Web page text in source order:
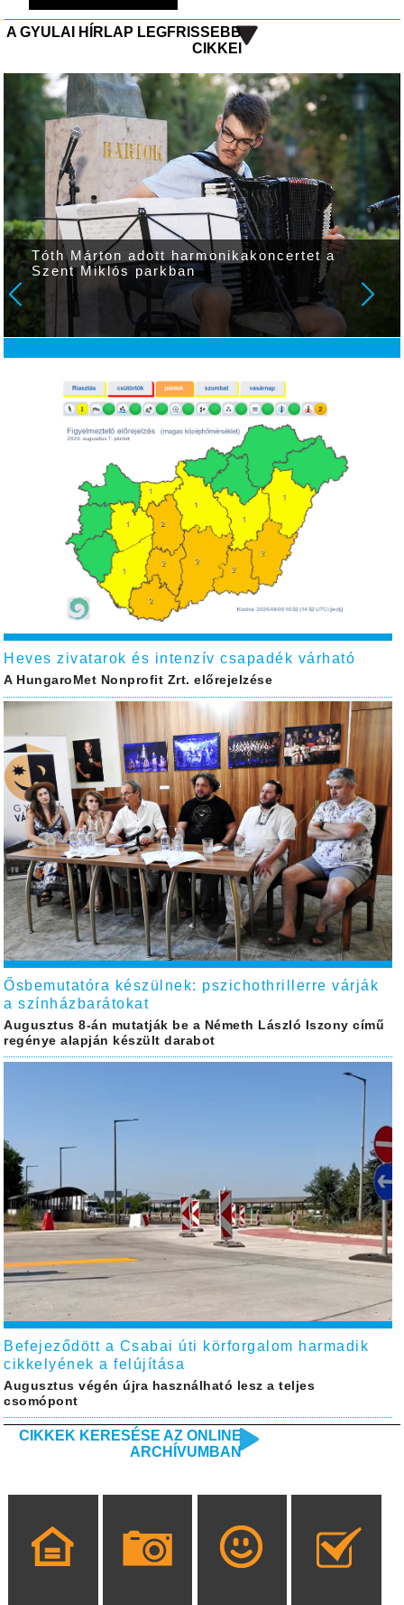
A GYULAI HÍRLAP LEGFRISSEBB
CIKKEI
Tóth Márton adott harmonikakoncertet a
Szent Miklós parkban
Heves zivatarok és intenzív csapadék várható
A HungaroMet Nonprofit Zrt. előrejelzése
Ősbemutatóra készülnek: pszichothrillerre várják
a színházbarátokat
Augusztus 8-án mutatják be a Németh László Iszony című
regénye alapján készült darabot
Befejeződött a Csabai úti körforgalom harmadik
cikkelyének a felújítása
Augusztus végén újra használható lesz a teljes
csomópont
CIKKEK KERESÉSE AZ ONLINE
ARCHÍVUMBAN